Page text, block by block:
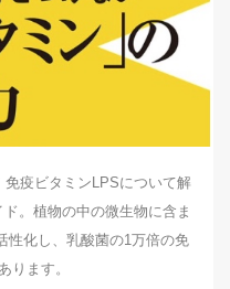
疫ビタミンLPSについて解
。植物の中の微生物に含ま
性化し、乳酸菌の1万倍の免
ります。